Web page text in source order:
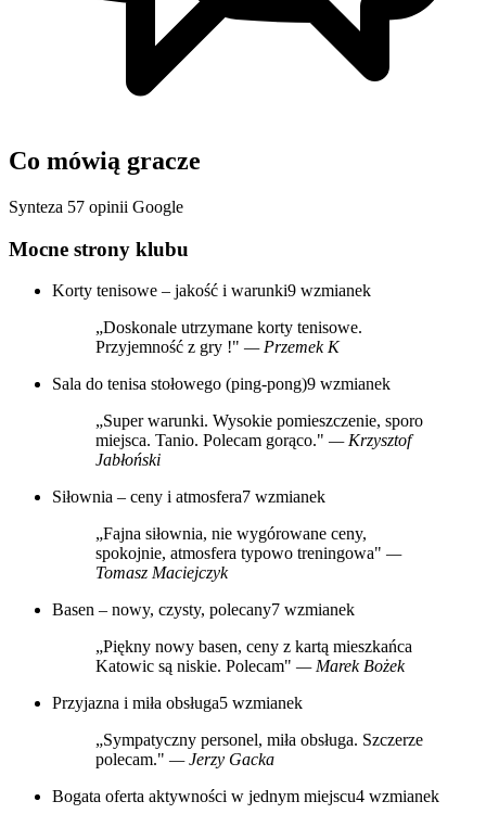
Co mówią gracze
Synteza 57 opinii Google
Mocne strony klubu
Korty tenisowe – jakość i warunki9 wzmianek
„Doskonale utrzymane korty tenisowe.
Przyjemność z gry !" — Przemek K
Sala do tenisa stołowego (ping-pong)9 wzmianek
„Super warunki. Wysokie pomieszczenie, sporo
miejsca. Tanio. Polecam gorąco." — Krzysztof
Jabłoński
Siłownia – ceny i atmosfera7 wzmianek
„Fajna siłownia, nie wygórowane ceny,
spokojnie, atmosfera typowo treningowa" —
Tomasz Maciejczyk
Basen – nowy, czysty, polecany7 wzmianek
„Piękny nowy basen, ceny z kartą mieszkańca
Katowic są niskie. Polecam" — Marek Bożek
Przyjazna i miła obsługa5 wzmianek
„Sympatyczny personel, miła obsługa. Szczerze
polecam." — Jerzy Gacka
Bogata oferta aktywności w jednym miejscu4 wzmianek